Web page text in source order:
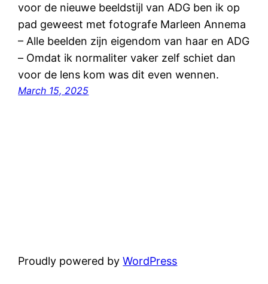
voor de nieuwe beeldstijl van ADG ben ik op
pad geweest met fotografe Marleen Annema
– Alle beelden zijn eigendom van haar en ADG
– Omdat ik normaliter vaker zelf schiet dan
voor de lens kom was dit even wennen.
March 15, 2025
Proudly powered byWordPress